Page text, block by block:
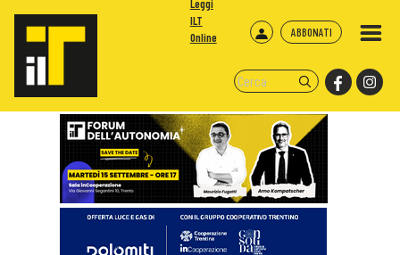
ABBONATI
Leggi
ILT
Online